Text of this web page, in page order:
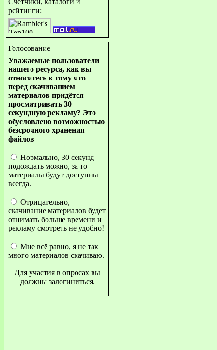
Счётчики, каталоги и
рейтинги:
Голосование
Уважаемые пользователи
нашего ресурса, как вы
относитесь к тому что
перед скачиванием
материалов придётся
просматривать 30
секундную рекламу? Это
обусловлено возможностью
безсрочного хранения
файлов
Нормально, 30 секунд
подождать можно, за то
материалы будут доступны
всегда.
Отрицательно,
скачивание материалов будет
отнимать больше времени и
рекламу смотреть не удобно!
Мне всё равно, я не так
много материалов скачиваю.
Для участия в опросах вы
должны залогиниться.